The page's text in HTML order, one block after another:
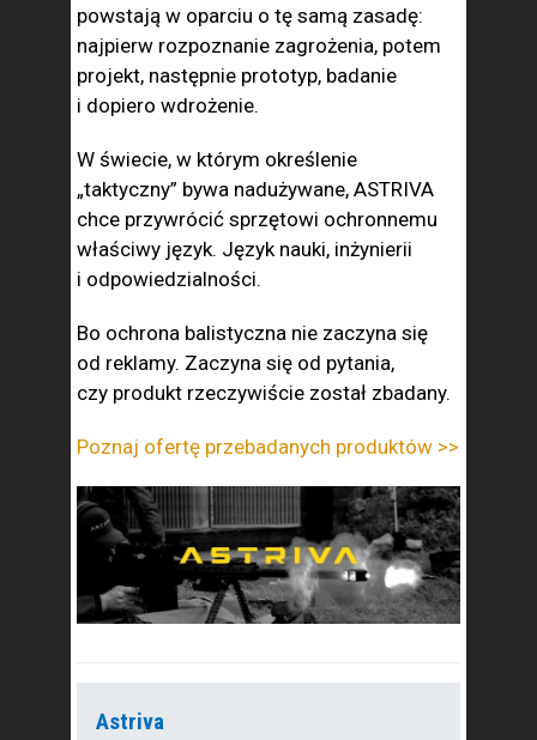
powstają w oparciu o tę samą zasadę:
najpierw rozpoznanie zagrożenia, potem
projekt, następnie prototyp, badanie
i dopiero wdrożenie.
W świecie, w którym określenie
„taktyczny” bywa nadużywane, ASTRIVA
chce przywrócić sprzętowi ochronnemu
właściwy język. Język nauki, inżynierii
i odpowiedzialności.
Bo ochrona balistyczna nie zaczyna się
od reklamy. Zaczyna się od pytania,
czy produkt rzeczywiście został zbadany.
Poznaj ofertę przebadanych produktów >>
Astriva